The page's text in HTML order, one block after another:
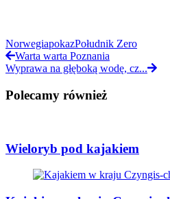
NorwegiapokazPołudnik Zero
Warta warta Poznania
Wyprawa na głęboką wodę, cz...
Polecamy również
Wieloryb pod kajakiem